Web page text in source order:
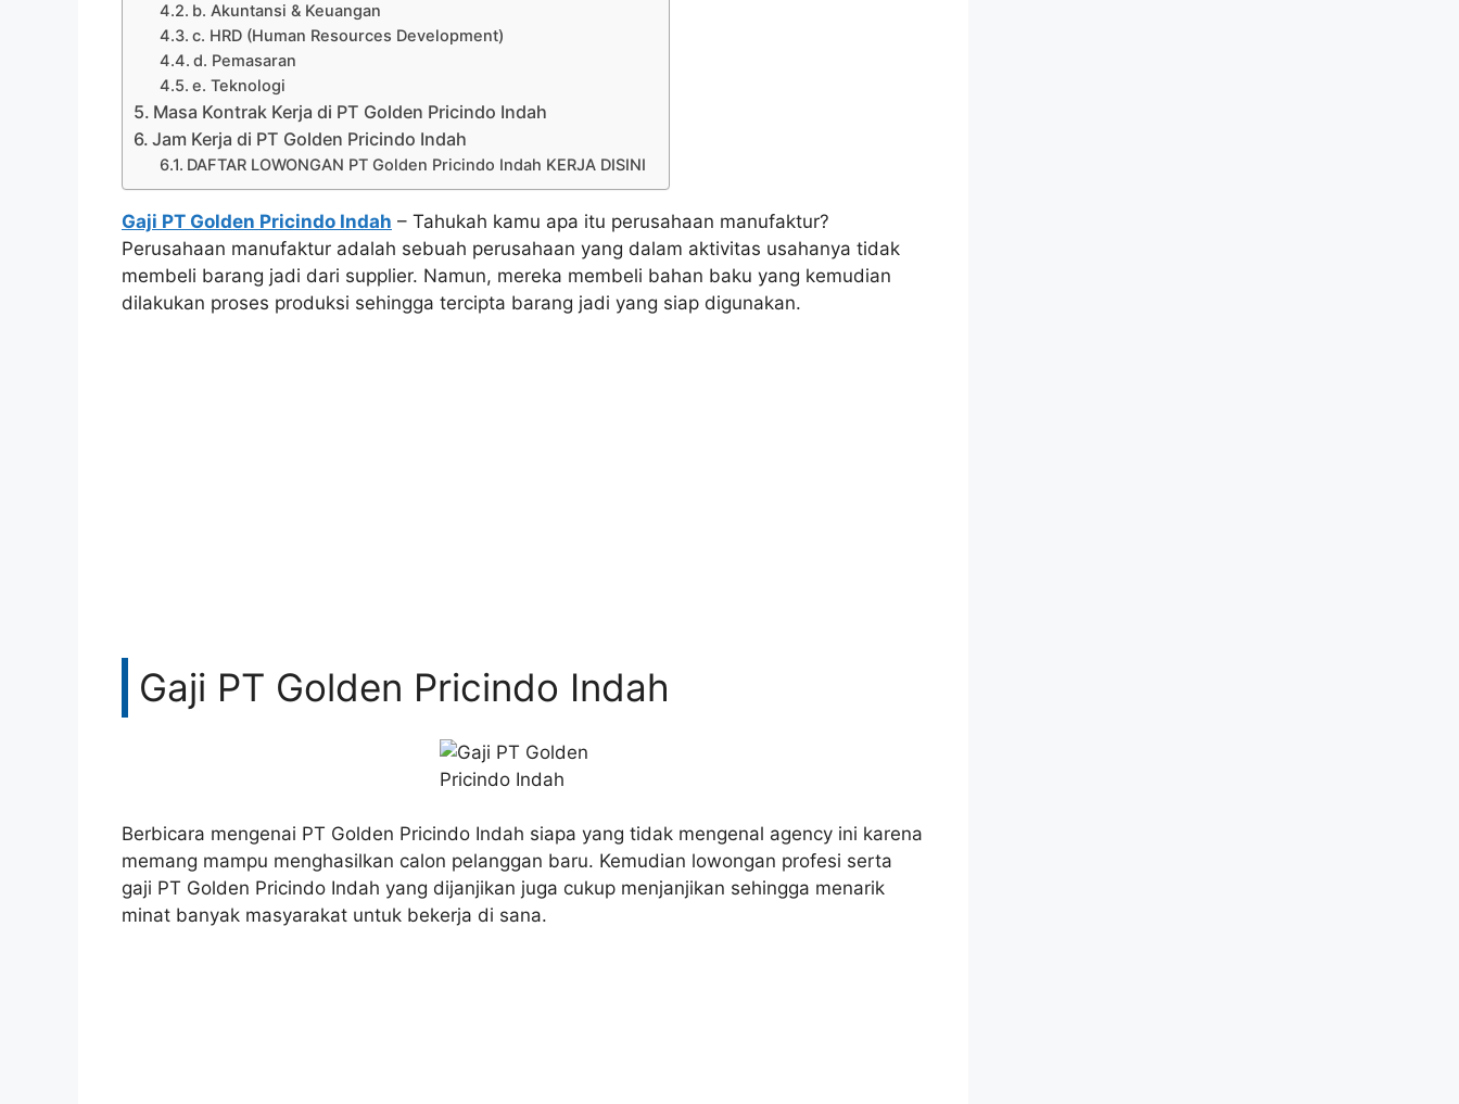
b. Akuntansi & Keuangan
c. HRD (Human Resources Development)
d. Pemasaran
e. Teknologi
Masa Kontrak Kerja di PT Golden Pricindo Indah
Jam Kerja di PT Golden Pricindo Indah
DAFTAR LOWONGAN PT Golden Pricindo Indah KERJA DISINI
Gaji PT Golden Pricindo Indah – Tahukah kamu apa itu perusahaan manufaktur?
Perusahaan manufaktur adalah sebuah perusahaan yang dalam aktivitas usahanya tidak
membeli barang jadi dari supplier. Namun, mereka membeli bahan baku yang kemudian
dilakukan proses produksi sehingga tercipta barang jadi yang siap digunakan.
Gaji PT Golden Pricindo Indah
Berbicara mengenai PT Golden Pricindo Indah siapa yang tidak mengenal agency ini karena
memang mampu menghasilkan calon pelanggan baru. Kemudian lowongan profesi serta
gaji PT Golden Pricindo Indah yang dijanjikan juga cukup menjanjikan sehingga menarik
minat banyak masyarakat untuk bekerja di sana.